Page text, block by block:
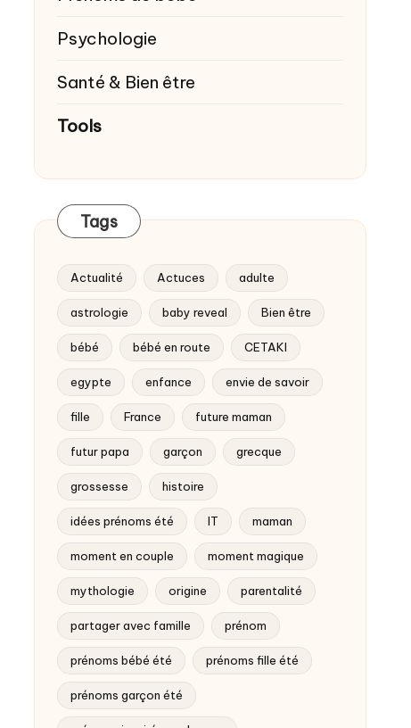
Psychologie
Santé & Bien être
Tools
Tags
Actualité Actuces adulte
astrologie baby reveal Bien être
bébé bébé en route CETAKI
egypte enfance envie de savoir
fille France future maman
futur papa garçon grecque
grossesse histoire
idées prénoms été IT maman
moment en couple moment magique
mythologie origine parentalité
partager avec famille prénom
prénoms bébé été prénoms fille été
prénoms garçon été